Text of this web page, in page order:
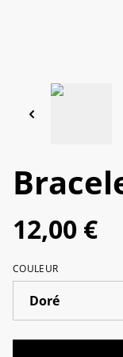
12,00 €
COULEUR